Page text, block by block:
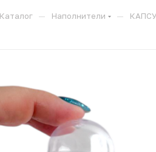
Каталог — Наполнители —